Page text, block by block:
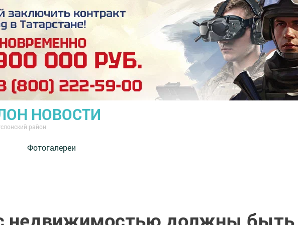
НОВОСТИ
район
Фотогалереи
недвижимостью должны быть